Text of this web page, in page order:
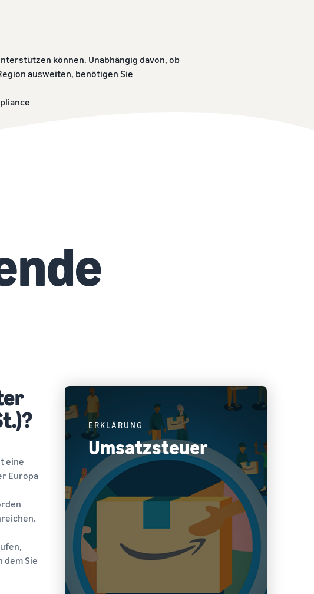
Erweitern Sie Ihre T-Shirt-Marke
können. Unabhängig davon, ob
ausweiten, benötigen Sie
eine
Europa
dem Sie
ERKLÄRUNG
Umsatzsteuer